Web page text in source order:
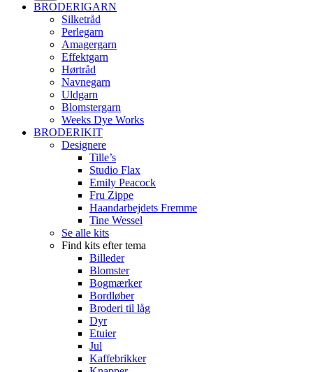
BRODERIGARN
Silketråd
Perlegarn
Amagergarn
Effektgarn
Hørtråd
Navnegarn
Uldgarn
Blomstergarn
Weeks Dye Works
BRODERIKIT
Designere
Tille’s
Studio Flax
Emily Peacock
Fru Zippe
Haandarbejdets Fremme
Tine Wessel
Se alle kits
Find kits efter tema
Billeder
Blomster
Bogmærker
Bordløber
Broderi til låg
Dyr
Etuier
Jul
Kaffebrikker